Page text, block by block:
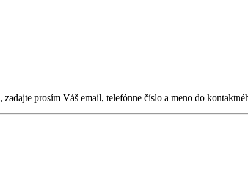
prosím Váš email, telefónne číslo a meno do